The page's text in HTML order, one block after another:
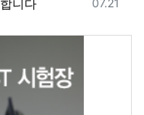
니다
사 구합니다